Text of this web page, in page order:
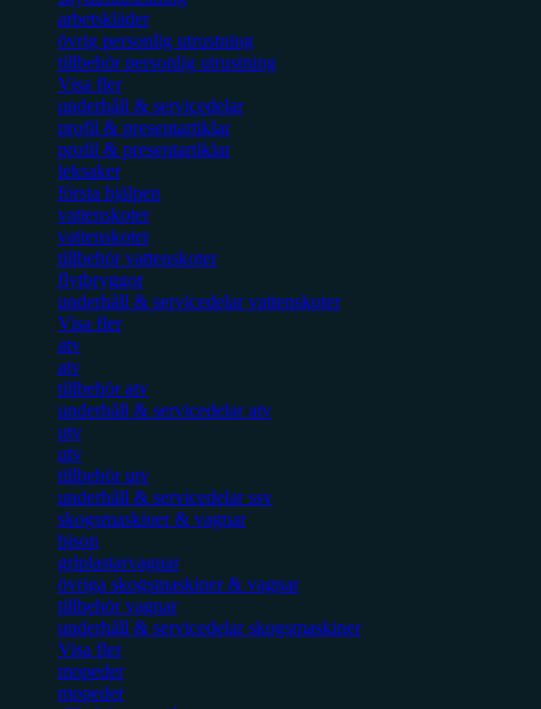
arbetskläder
övrig personlig utrustning
tillbehör personlig utrustning
Visa fler
underhåll & servicedelar
profil & presentartiklar
profil & presentartiklar
leksaker
första hjälpen
vattenskoter
vattenskoter
tillbehör vattenskoter
flytbryggor
underhåll & servicedelar vattenskoter
Visa fler
atv
atv
tillbehör atv
underhåll & servicedelar atv
utv
utv
tillbehör utv
underhåll & servicedelar ssv
skogsmaskiner & vagnar
bison
griplastarvagnar
övriga skogsmaskiner & vagnar
tillbehör vagnar
underhåll & servicedelar skogsmaskiner
Visa fler
mopeder
mopeder